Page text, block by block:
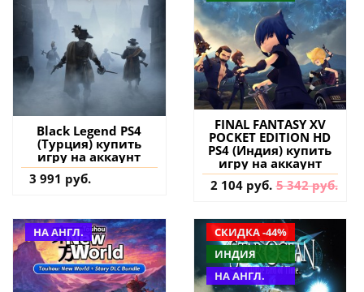
Black Legend PS4
(Турция) купить
игру на аккаунт
3 991 руб.
FINAL FANTASY XV
POCKET EDITION HD
PS4 (Индия) купить
игру на аккаунт
2 104 руб. 5 342 руб.
НА АНГЛ.
СКИДКА -44%
ИНДИЯ
НА АНГЛ.